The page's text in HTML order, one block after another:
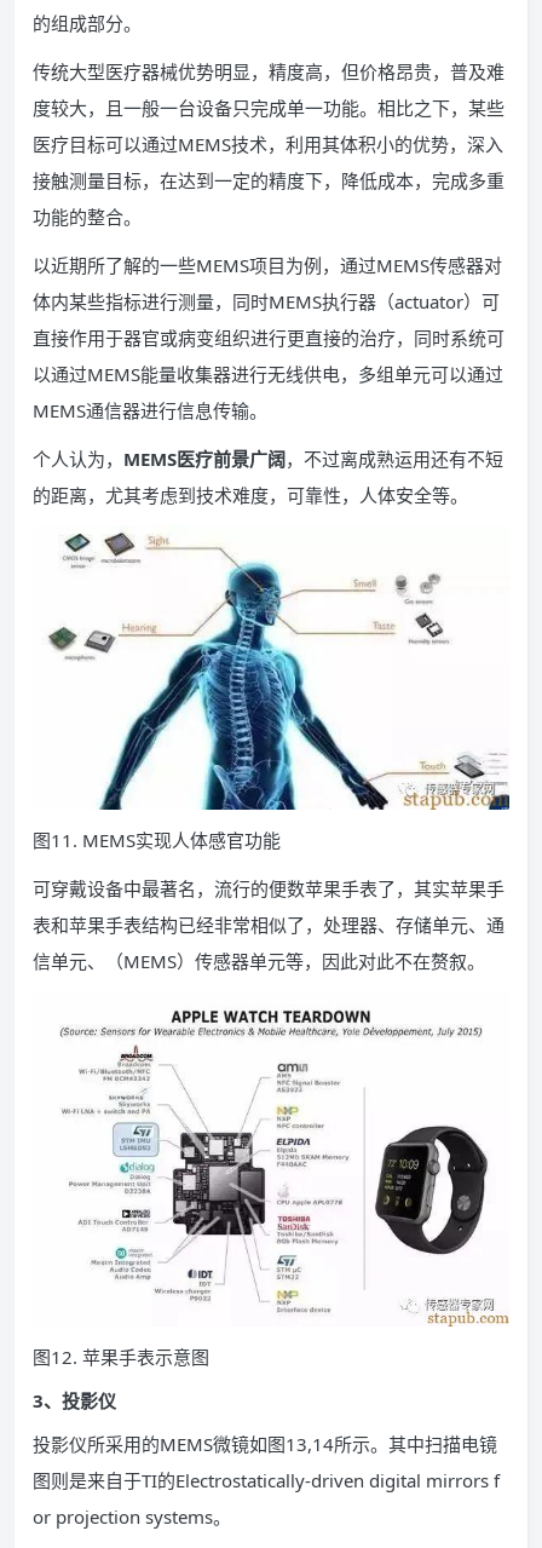
的组成部分。
传统大型医疗器械优势明显，精度高，但价格昂贵，普及难
度较大，且一般一台设备只完成单一功能。相比之下，某些
医疗目标可以通过MEMS技术，利用其体积小的优势，深入
接触测量目标，在达到一定的精度下，降低成本，完成多重
功能的整合。
以近期所了解的一些MEMS项目为例，通过MEMS传感器对
体内某些指标进行测量，同时MEMS执行器（actuator）可
直接作用于器官或病变组织进行更直接的治疗，同时系统可
以通过MEMS能量收集器进行无线供电，多组单元可以通过
MEMS通信器进行信息传输。
个人认为， MEMS医疗前景广阔，不过离成熟运用还有不短
的距离，尤其考虑到技术难度，可靠性，人体安全等。
图11. MEMS实现人体感官功能
可穿戴设备中最著名，流行的便数苹果手表了，其实苹果手
表和苹果手表结构已经非常相似了，处理器、存储单元、通
信单元、（MEMS）传感器单元等，因此对此不在赘叙。
图12. 苹果手表示意图
3、投影仪
投影仪所采用的MEMS微镜如图13,14所示。其中扫描电镜
图则是来自于TI的Electrostatically-driven digital mirrors f
or projection systems。